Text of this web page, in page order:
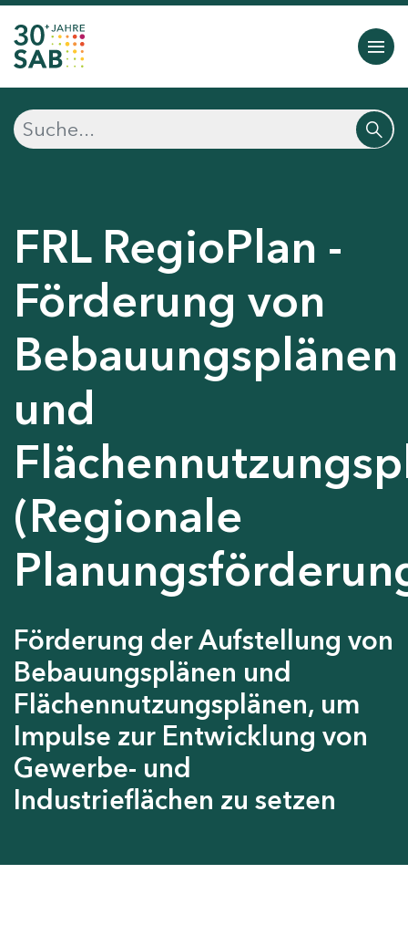
FRL RegioPlan -
Förderung von
Bebauungsplänen
und
(Regionale
Förderung der Aufstellung von
Bebauungsplänen und
Flächennutzungsplänen, um
Impulse zur Entwicklung von
Gewerbe- und
Industrieflächen zu setzen